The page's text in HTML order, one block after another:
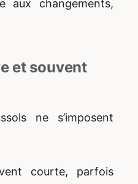
aux changements,
et souvent
ne s’imposent
courte, parfois